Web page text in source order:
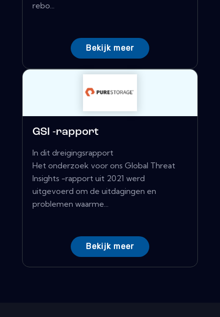
rebo...
Bekijk meer
GSI -rapport
In dit dreigingsrapport
Het onderzoek voor ons Global Threat
Insights -rapport uit 2021 werd
uitgevoerd om de uitdagingen en
problemen waarme...
Bekijk meer